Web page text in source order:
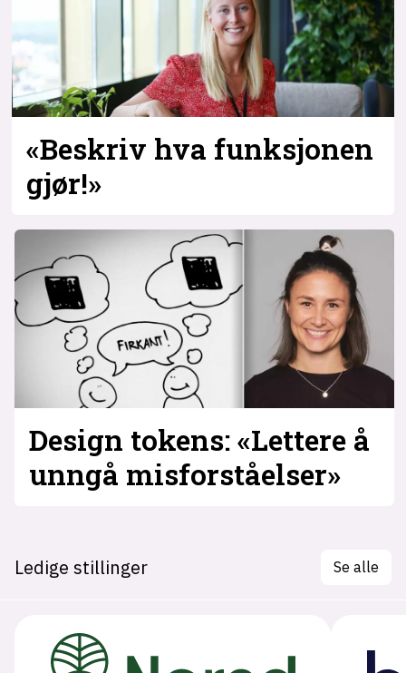
«Beskriv hva funksjonen
gjør!»
Design tokens: «Lettere å
unngå mis­forståelser»
Ledige stillinger Se alle